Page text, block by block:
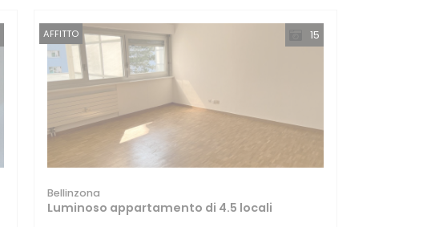
15
AFFITTO
Bellinzona
Luminoso appartamento di 4.5 locali